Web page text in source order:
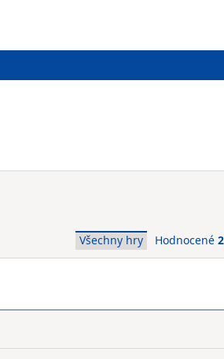
Všechny hry Hodnocené